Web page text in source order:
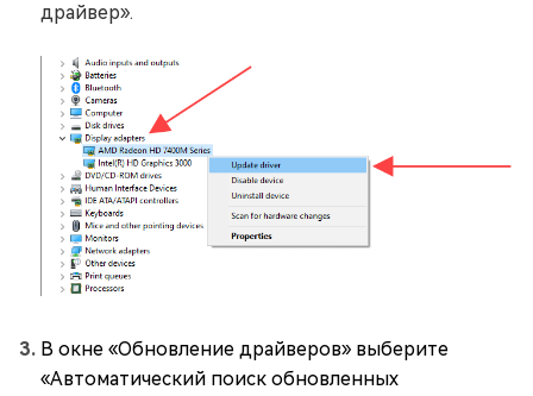
драйвер».
В окне «Обновление драйверов» выберите
«Автоматический поиск обновленных